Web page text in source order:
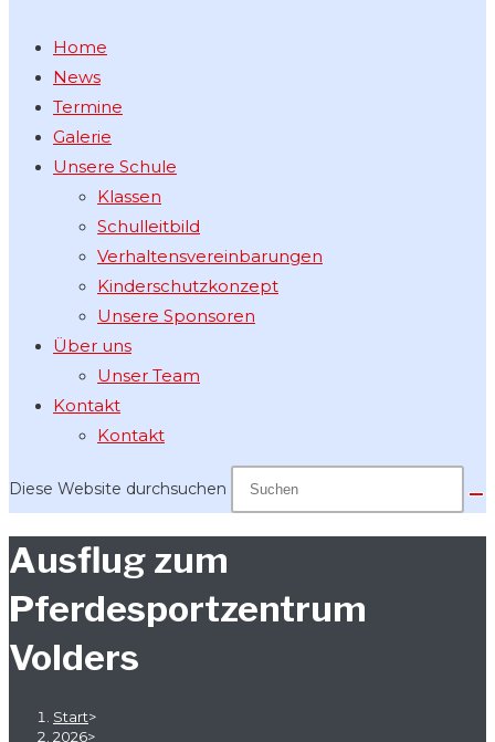
Home
News
Termine
Galerie
Unsere Schule
Klassen
Schulleitbild
Verhaltensvereinbarungen
Kinderschutzkonzept
Unsere Sponsoren
Über uns
Unser Team
Kontakt
Kontakt
Diese Website durchsuchen
Ausflug zum
Pferdesportzentrum
Volders
Start>
2026>